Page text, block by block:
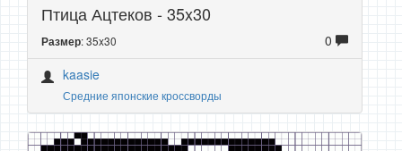
Птица Ацтеков - 35x30
Размер: 35x30
0
kaasie
Средние японские кроссворды